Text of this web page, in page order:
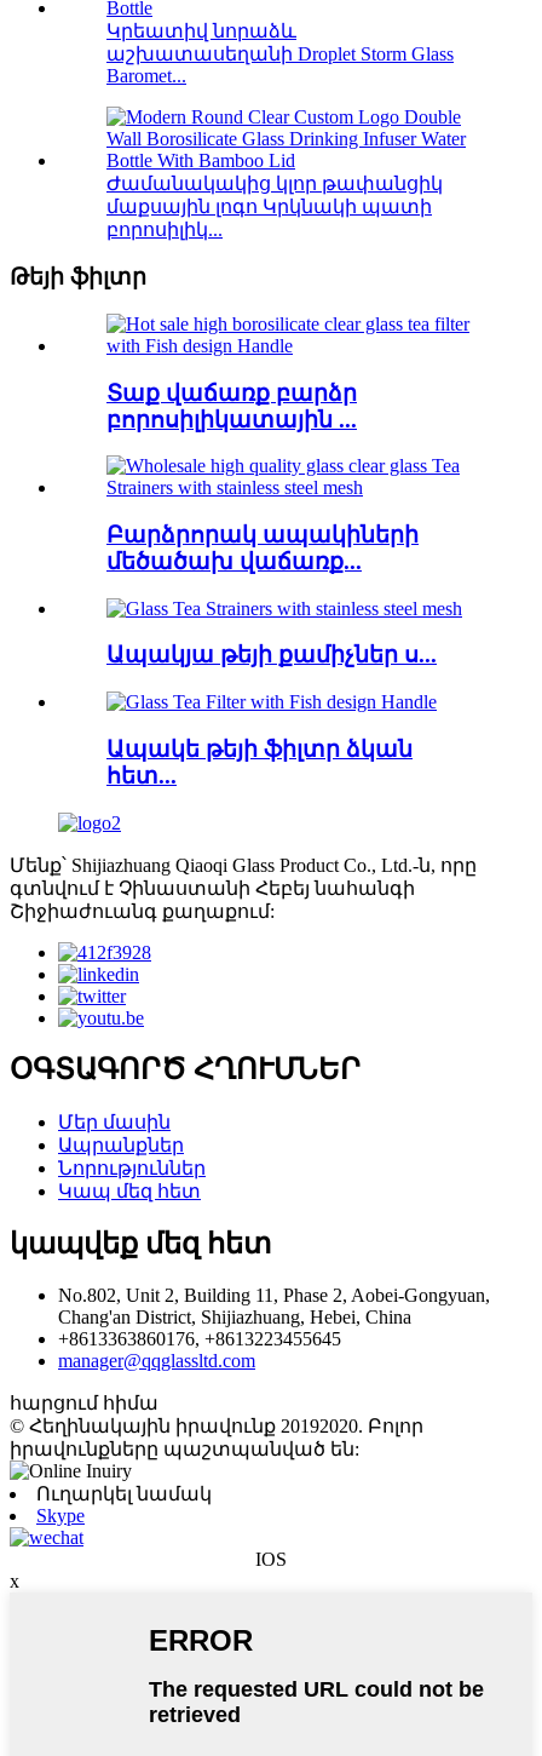
Կրեատիվ նորաձև
աշխատասեղանի Droplet Storm Glass
Baromet...
Ժամանակակից կլոր թափանցիկ
մաքսային լոգո Կրկնակի պատի
բորոսիլիկ...
Թեյի ֆիլտր
Տաք վաճառք բարձր
բորոսիլիկատային ...
Բարձրորակ ապակիների
մեծածախ վաճառք...
Ապակյա թեյի քամիչներ ս...
Ապակե թեյի ֆիլտր ձկան
հետ...
Մենք՝ Shijiazhuang Qiaoqi Glass Product Co., Ltd.-ն, որը
գտնվում է Չինաստանի Հեբեյ նահանգի
Շիջիաժուանգ քաղաքում:
ՕԳՏԱԳՈՐԾ ՀՂՈՒՄՆԵՐ
Մեր մասին
Ապրանքներ
Նորություններ
Կապ մեզ հետ
կապվեք մեզ հետ
No.802, Unit 2, Building 11, Phase 2, Aobei-Gongyuan,
Chang'an District, Shijiazhuang, Hebei, China
+8613363860176, +8613223455645
manager@qqglassltd.com
հարցում հիմա
© Հեղինակային իրավունք 20192020. Բոլոր
իրավունքները պաշտպանված են:
Ուղարկել նամակ
Skype
IOS
x